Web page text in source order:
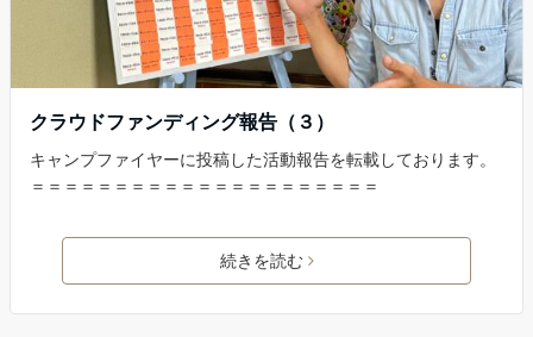
クラウドファンディング報告（３）
キャンプファイヤーに投稿した活動報告を転載しております。
＝＝＝＝＝＝＝＝＝＝＝＝＝＝＝＝＝＝＝＝＝
続きを読む